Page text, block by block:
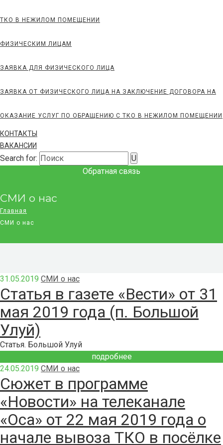
ТКО В НЕЖИЛОМ ПОМЕЩЕНИИ
ФИЗИЧЕСКИМ ЛИЦАМ
ЗАЯВКА ДЛЯ ФИЗИЧЕСКОГО ЛИЦА
ЗАЯВКА ОТ ФИЗИЧЕСКОГО ЛИЦА НА ЗАКЛЮЧЕНИЕ ДОГОВОРА НА
ОКАЗАНИЕ УСЛУГ ПО ОБРАЩЕНИЮ С ТКО В НЕЖИЛОМ ПОМЕЩЕНИИ
КОНТАКТЫ
ВАКАНСИИ
Search for:
Обратная связь
СМИ о нас
Главная
СМИ о нас
31.05.2019 СМИ о нас
Статья в газете «Вести» от 31
мая 2019 года (п. Большой
Улуй)
Статья. Большой Улуй
подробнее
24.05.2019 СМИ о нас
Сюжет в программе
«Новости» на телеканале
«Оса» от 22 мая 2019 года о
начале вывоза ТКО в посёлке